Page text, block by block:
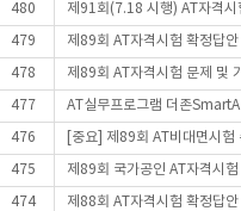
480 제91회(7.18 시행) AT자격
479 제89회 AT자격시험 확정답
478 제89회 AT자격시험 문제 및
477 AT실무프로그램 더존
476 [중요] 제89회 AT비대면시험
475 제89회 국가공인 AT자격시
474 제88회 AT자격시험 확정답